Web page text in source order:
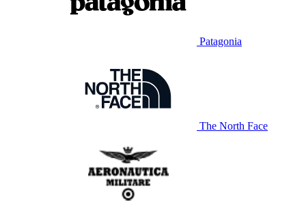
Patagonia
The North Face